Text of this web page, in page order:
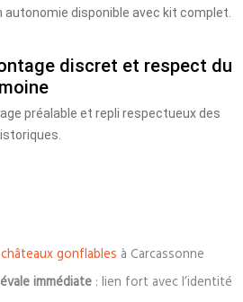
autonomie disponible avec kit complet.
discret et respect du
préalable et repli respectueux des
gonflables à Carcassonne
immédiate : lien fort avec l’identité